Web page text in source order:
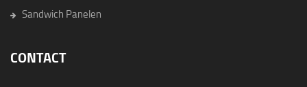
Sandwich Panelen
CONTACT